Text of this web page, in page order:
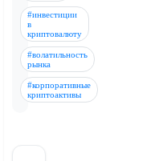
#инвестиции
в
криптовалюту
#волатильность
рынка
#корпоративные
криптоактивы